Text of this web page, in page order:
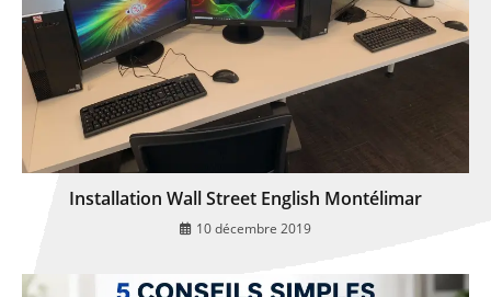
Installation Wall Street English Montélimar
10 décembre 2019